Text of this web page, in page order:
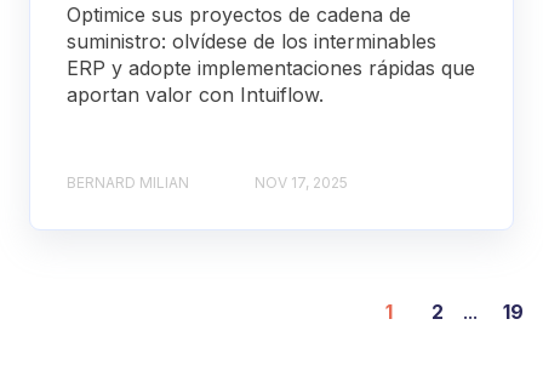
Optimice sus proyectos de cadena de
suministro: olvídese de los interminables
ERP y adopte implementaciones rápidas que
aportan valor con Intuiflow.
BERNARD MILIAN NOV 17, 2025
1 2 ... 19